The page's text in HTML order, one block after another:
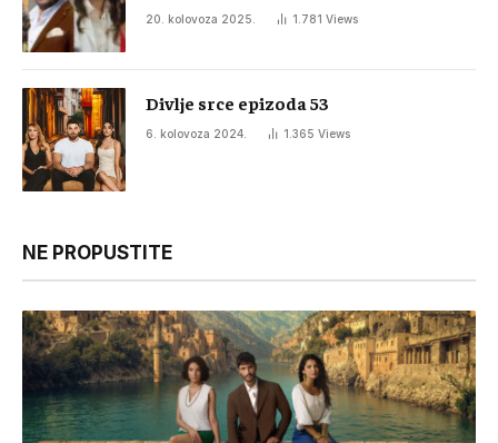
20. kolovoza 2025. 1.781 Views
Divlje srce epizoda 53
6. kolovoza 2024. 1.365 Views
NE PROPUSTITE